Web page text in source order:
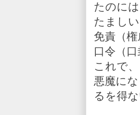
たのに
たまし
免責（
口令（
これで
悪魔に
るを得な